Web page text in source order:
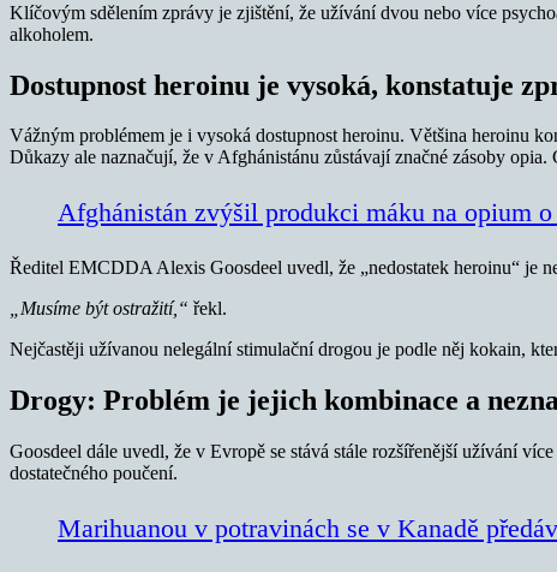
Klíčovým sdělením zprávy je zjištění, že užívání dvou nebo více
alkoholem.
Dostupnost heroinu je vysoká, konstatuje
Vážným problémem je i vysoká dostupnost heroinu. Většina heroinu
Důkazy ale naznačují, že v Afghánistánu zůstávají značné zásoby
Afghánistán zvýšil produkci máku na opium
Ředitel EMCDDA Alexis Goosdeel uvedl, že „nedostatek heroinu“ je
„Musíme být ostražití,“ řekl.
Nejčastěji užívanou nelegální stimulační drogou je podle něj kokain,
Drogy: Problém je jejich kombinace a
Goosdeel dále uvedl, že v Evropě se stává stále rozšířenější užívání
dostatečného poučení.
Marihuanou v potravinách se v Kanadě